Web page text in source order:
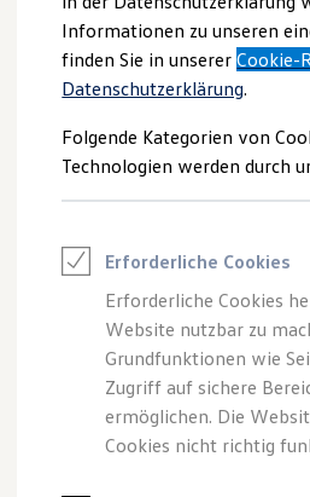
Kombis
Kompaktwagen
Sportwagen
Schnell verfügbare Fahrzeuge
Angebote und Produkte
Aktuelle Angebote
E-Auto-Förderung
Volkswagen Marktplatz
Elektromobilität bei
Saisonangebote
Reifenpakete
Leasing
Leasing-Angebote
Gebrauchtwagen
Junge
Elektroauto Leasing
Kleinwagen-Leasing
Informationen zu unseren
finden Sie in unsererCookie-
Datenschutzerklärung.
Folgende Kategorien von
Technologien werden durch
Erforderliche Cookies
Erforderliche Cookies
Website nutzbar zu
Grundfunktionen wie
Zugriff auf sichere
ermöglichen. Die
Cookies nicht richtig